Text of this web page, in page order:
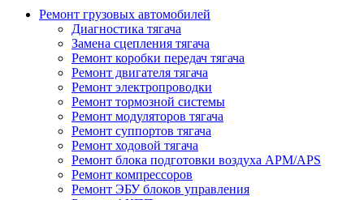
Ремонт грузовых автомобилей
Диагностика тягача
Замена сцепления тягача
Ремонт коробки передач тягача
Ремонт двигателя тягача
Ремонт электропроводки
Ремонт тормозной системы
Ремонт модуляторов тягача
Ремонт суппортов тягача
Ремонт ходовой тягача
Ремонт блока подготовки воздуха APM/APS
Ремонт компрессоров
Ремонт ЭБУ блоков управления